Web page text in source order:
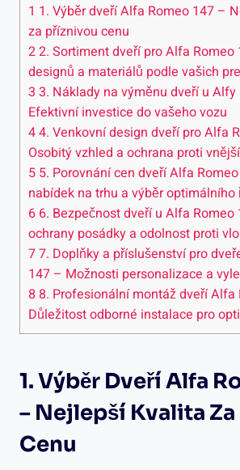
1 1. Výběr dveří Alfa Romeo 147 –
za příznivou cenu
22. Sortiment dveří pro Alfa Romeo
designů a materiálů podle vašich
3 3. Náklady na výměnu dveří u Alfy
Efektivní investice do vašeho vozu
44. Venkovní design dveří pro Alfa
Osobitý vzhled a ochrana proti
5 5. Porovnání cen dveří Alfa
nabídek na trhu a výběr optimálního
6 6. Bezpečnost dveří u Alfa
ochrany posádky a odolnost proti
77. Doplňky a příslušenství pro
147 – Možnosti personalizace a
8 8. Profesionální montáž dveří Alfa
Důležitost odborné instalace pro
1. Výběr Dveří Alfa
– Nejlepší Kvalita
Cenu